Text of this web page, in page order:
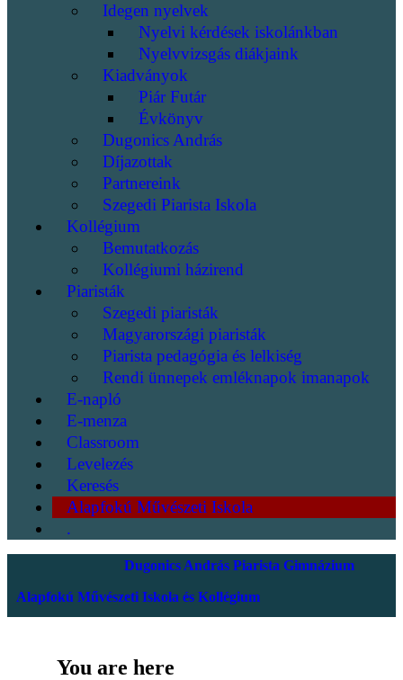
Idegen nyelvek
Nyelvi kérdések iskolánkban
Nyelvvizsgás diákjaink
Kiadványok
Piár Futár
Évkönyv
Dugonics András
Díjazottak
Partnereink
Szegedi Piarista Iskola
Kollégium
Bemutatkozás
Kollégiumi házirend
Piaristák
Szegedi piaristák
Magyarországi piaristák
Piarista pedagógia és lelkiség
Rendi ünnepek emléknapok imanapok
E-napló
E-menza
Classroom
Levelezés
Keresés
Alapfokú Művészeti Iskola
.
Dugonics András Piarista Gimnázium
Alapfokú Művészeti Iskola és Kollégium
You are here